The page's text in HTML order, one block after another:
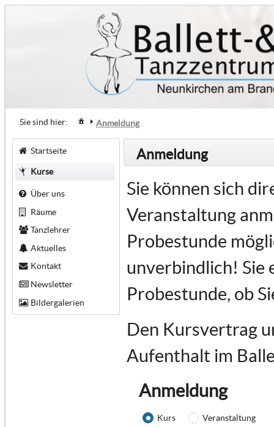
Sie sind hier: Anmeldung
Startseite
Kurse
Über uns
Räume
Tanzlehrer
Aktuelles
Kontakt
Newsletter
Bildergalerien
Anmeldung
Sie können sich
Veranstaltung
Probestunde
unverbindlich! Sie
Probestunde, ob
Den Kursvertrag
Aufenthalt im
Anmeldung
Kurs Veranstaltung